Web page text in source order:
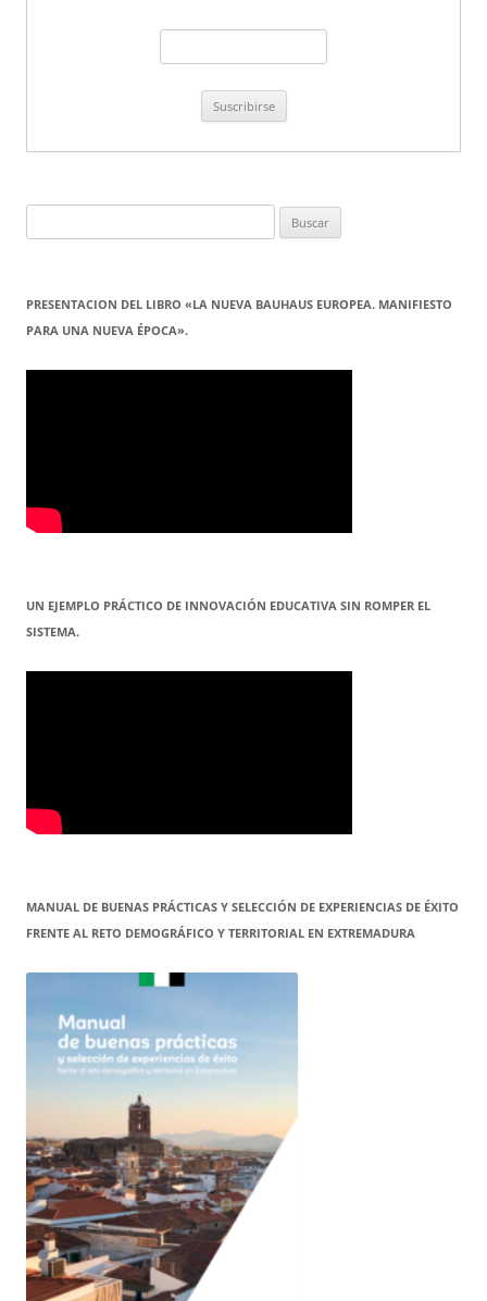
PRESENTACION DEL LIBRO «LA NUEVA BAUHAUS EUROPEA. MANIFIESTO
PARA UNA NUEVA ÉPOCA».
UN EJEMPLO PRÁCTICO DE INNOVACIÓN EDUCATIVA SIN ROMPER EL
SISTEMA.
MANUAL DE BUENAS PRÁCTICAS Y SELECCIÓN DE EXPERIENCIAS DE ÉXITO
FRENTE AL RETO DEMOGRÁFICO Y TERRITORIAL EN EXTREMADURA